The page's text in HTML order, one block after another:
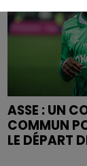
ASSE : UN
COMMUN
LE DÉPART